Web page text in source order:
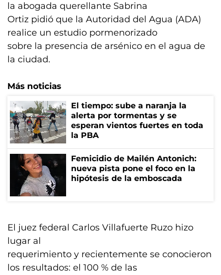
la abogada querellante Sabrina
Ortiz pidió que la Autoridad del Agua (ADA)
realice un estudio pormenorizado
sobre la presencia de arsénico en el agua de
la ciudad.
Más noticias
El tiempo: sube a naranja la
alerta por tormentas y se
esperan vientos fuertes en toda
la PBA
Femicidio de Mailén Antonich:
nueva pista pone el foco en la
hipótesis de la emboscada
El juez federal Carlos Villafuerte Ruzo hizo
lugar al
requerimiento y recientemente se conocieron
los resultados: el 100 % de las